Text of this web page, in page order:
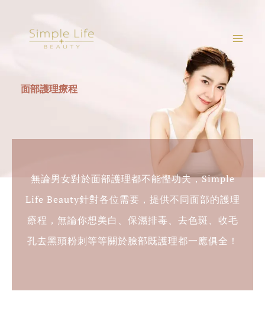
content
面部護理療程
無論男女對於面部護理都不能慳功夫，Simple
Life Beauty針對各位需要，提供不同面部的護理
療程，無論你想美白、保濕排毒、去色斑、收毛
孔去黑頭粉刺等等關於臉部既護理都一應俱全！